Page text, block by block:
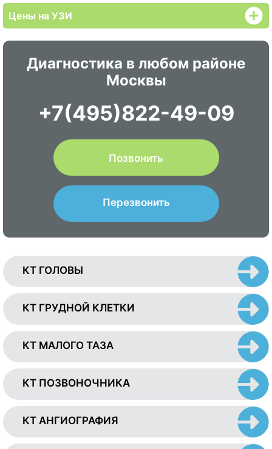
Цены на УЗИ
Диагностика в любом районе
Москвы
+7(495)822-49-09
Позвонить
Перезвонить
КТ ГОЛОВЫ
КТ ГРУДНОЙ КЛЕТКИ
КТ МАЛОГО ТАЗА
КТ ПОЗВОНОЧНИКА
КТ АНГИОГРАФИЯ